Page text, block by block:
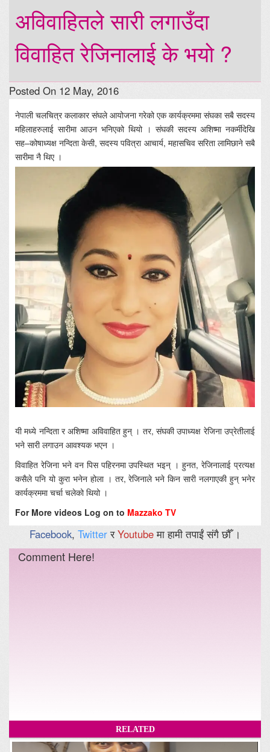
अविवाहितले सारी लगाउँदा
विवाहित रेजिनालाई के भयो ?
Posted On 12 May, 2016
नेपाली चलचित्र कलाकार संघले आयोजना गरेको एक कार्यक्रममा संघका सबै सदस्य
महिलाहरुलाई सारीमा आउन भनिएको थियो । संघकी सदस्य अशिष्मा नकर्मीदेखि
सह–कोषाध्यक्ष नन्दिता केसी, सदस्य पवित्रा आचार्य, महासचिव सरिता लामिछाने सबै
सारीमा नै थिए ।
यी मध्ये नन्दिता र अशिष्मा अविवाहित हुन् । तर, संघकी उपाध्यक्ष रेजिना उप्रेतीलाई
भने सारी लगाउन आवश्यक भएन ।
विवाहित रेजिना भने वन पिस पहिरनमा उपस्थित भइन् । हुनत, रेजिनालाई प्रत्यक्ष
कसैले पनि यो कुरा भनेन होला । तर, रेजिनाले भने किन सारी नलगाएकी हुन् भनेर
कार्यक्रममा चर्चा चलेको थियो ।
For More videos Log on to Mazzako TV
Facebook, TwitterरYoutubeमा हामी तपाईं संगै छौँ ।
Comment Here!
RELATED